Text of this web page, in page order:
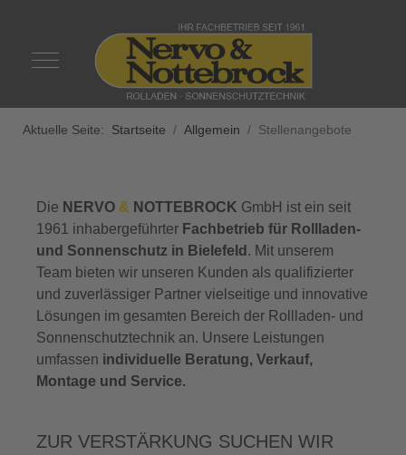
Mobile Menu Toggle
Aktuelle Seite: Startseite Allgemein Stellenangebote
Die NERVO & NOTTEBROCK GmbH ist ein seit
1961 inhabergeführter Fachbetrieb für Rollladen-
und Sonnenschutz in Bielefeld . Mit unserem
Team bieten wir unseren Kunden als qualifizierter
und zuverlässiger Partner vielseitige und innovative
Lösungen im gesamten Bereich der Rollladen- und
Sonnenschutztechnik an. Unsere Leistungen
umfassen individuelle Beratung, Verkauf,
Montage und Service.
ZUR VERSTÄRKUNG SUCHEN WIR